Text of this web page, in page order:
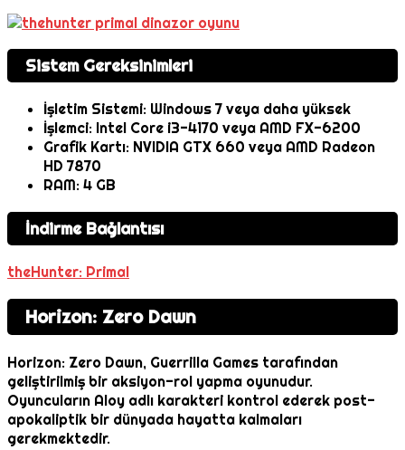
Sistem Gereksinimleri
İşletim Sistemi: Windows 7 veya daha yüksek
İşlemci: Intel Core i3-4170 veya AMD FX-6200
Grafik Kartı: NVIDIA GTX 660 veya AMD Radeon
HD 7870
RAM: 4 GB
İndirme Bağlantısı
theHunter: Primal
Horizon: Zero Dawn
Horizon: Zero Dawn, Guerrilla Games tarafından
geliştirilmiş bir aksiyon-rol yapma oyunudur.
Oyuncuların Aloy adlı karakteri kontrol ederek post-
apokaliptik bir dünyada hayatta kalmaları
gerekmektedir.